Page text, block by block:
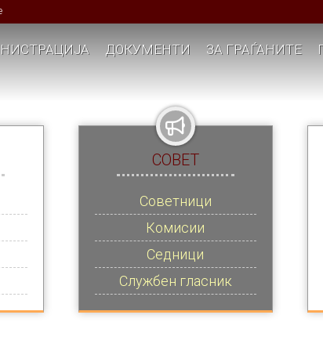
ДОКУМЕНТИ ЗА ГРАЃАНИТЕ
СОВЕТ
Советници
Комисии
Седници
Службен гласник